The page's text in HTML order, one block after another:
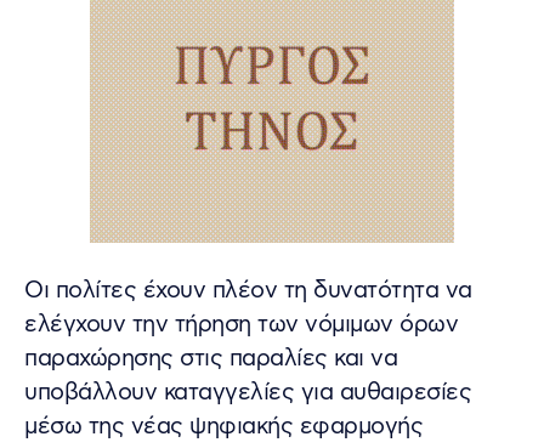
Οι πολίτες έχουν πλέον τη δυνατότητα να
ελέγχουν την τήρηση των νόμιμων όρων
παραχώρησης στις παραλίες και να
υποβάλλουν καταγγελίες για αυθαιρεσίες
μέσω της νέας ψηφιακής εφαρμογής